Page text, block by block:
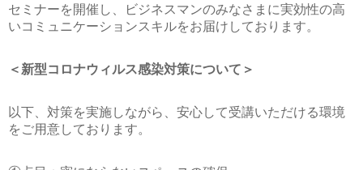
セミナーを開催し、ビジネスマンのみなさまに実効性の高
いコミュニケーションスキルをお届けしております。
＜新型コロナウィルス感染対策について＞
以下、対策を実施しながら、安心して受講いただける環境
をご用意しております。